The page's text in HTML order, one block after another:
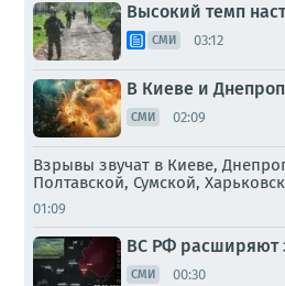
Высокий темп
СМИ 03:12
В Киеве и
СМИ 02:09
Взрывы звучат в Киеве,
Полтавской, Сумской,
01:09
ВС РФ расширяют
СМИ 00:30